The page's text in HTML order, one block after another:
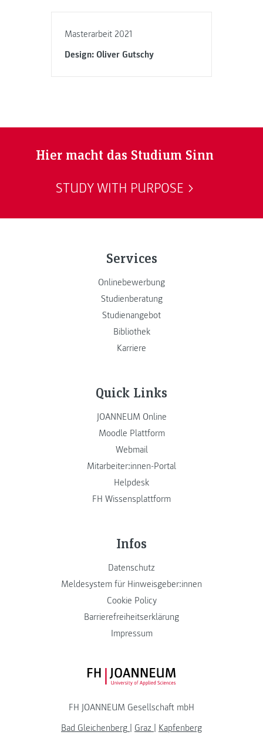
Masterarbeit 2021
Design: Oliver Gutschy
Hier macht das Studium Sinn
STUDY WITH PURPOSE
Services
Onlinebewerbung
Studienberatung
Studienangebot
Bibliothek
Karriere
Quick Links
JOANNEUM Online
Moodle Plattform
Webmail
Mitarbeiter:innen-Portal
Helpdesk
FH Wissensplattform
Infos
Datenschutz
Meldesystem für Hinweisgeber:innen
Cookie Policy
Barrierefreiheitserklärung
Impressum
FH JOANNEUM Logo
FH JOANNEUM Gesellschaft mbH
Bad Gleichenberg
Graz
Kapfenberg